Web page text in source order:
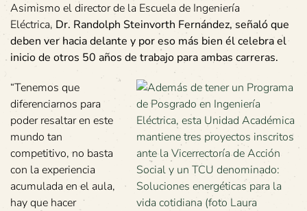
Asimismo el director de la Escuela de Ingeniería
Eléctrica, Dr. Randolph Steinvorth Fernández, señaló que
deben ver hacia delante y por eso más bien él celebra el
inicio de otros 50 años de trabajo para ambas carreras.
“Tenemos que
diferenciarnos para
poder resaltar en este
mundo tan
competitivo, no basta
con la experiencia
acumulada en el aula,
hay que hacer